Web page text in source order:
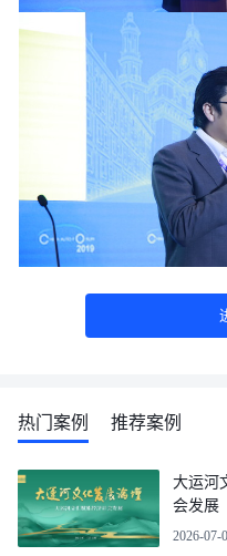
热门案例 推荐案例
大运河
会发展
2026-07-